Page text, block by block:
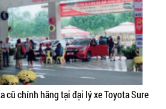
cũ chính hãng tại đại lý xe Toyota Sure